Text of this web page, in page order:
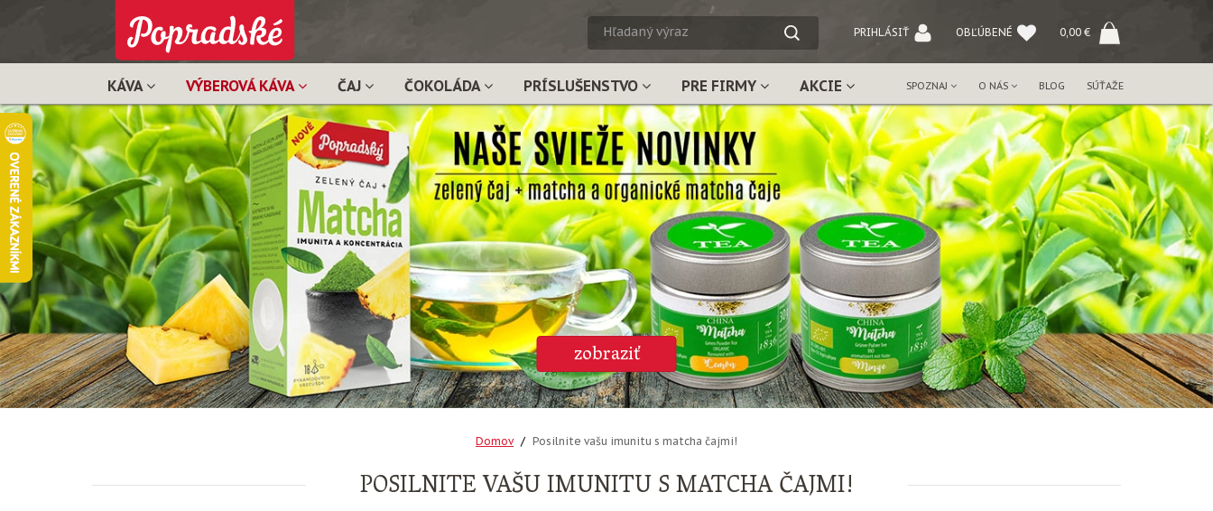
HĽADANÝ
VÝRAZ
PRIHLÁSIŤ OBĽÚBENÉ 0,00 €
KÁVA VÝBEROVÁ KÁVA ČAJ ČOKOLÁDA PRÍSLUŠENSTVO PRE FIRMY AKCIE SPOZNAJ O NÁS BLOG SÚŤAŽE
zobraziť
Domov Posilnite vašu imunitu s matcha čajmi!
POSILNITE VAŠU IMUNITU S MATCHA ČAJMI!